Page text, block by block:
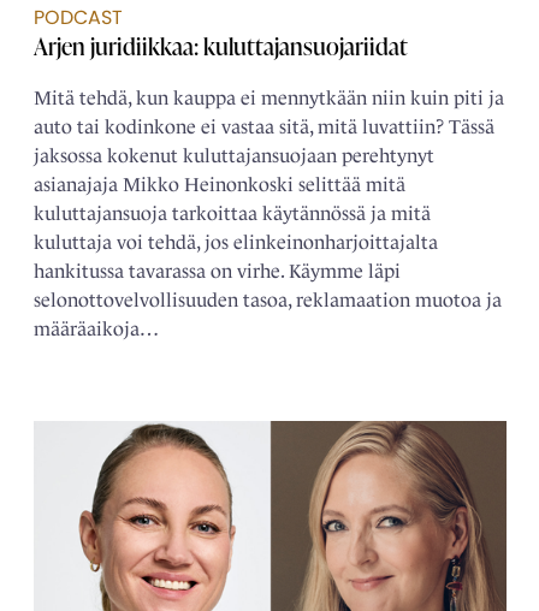
PODCAST
Arjen juridiikkaa: kuluttajansuojariidat
Mitä tehdä, kun kauppa ei mennytkään niin kuin piti ja
auto tai kodinkone ei vastaa sitä, mitä luvattiin? Tässä
jaksossa kokenut kuluttajansuojaan perehtynyt
asianajaja Mikko Heinonkoski selittää mitä
kuluttajansuoja tarkoittaa käytännössä ja mitä
kuluttaja voi tehdä, jos elinkeinonharjoittajalta
hankitussa tavarassa on virhe. Käymme läpi
selonottovelvollisuuden tasoa, reklamaation muotoa ja
määräaikoja…